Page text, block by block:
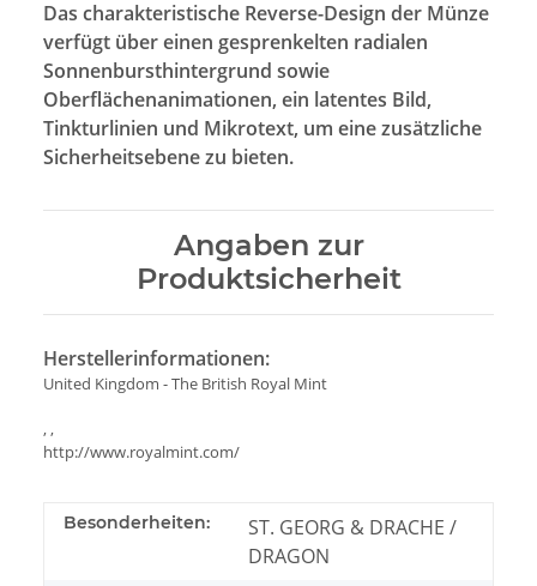
Das charakteristische Reverse-Design der Münze
verfügt über einen gesprenkelten radialen
Sonnenbursthintergrund sowie
Oberflächenanimationen, ein latentes Bild,
Tinkturlinien und Mikrotext, um eine zusätzliche
Sicherheitsebene zu bieten.
Angaben zur
Produktsicherheit
Herstellerinformationen:
United Kingdom - The British Royal Mint
, ,
http://www.royalmint.com/
Besonderheiten:
ST. GEORG & DRACHE /
DRAGON